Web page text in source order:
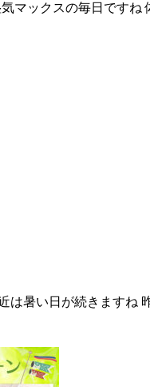
マックスの毎日ですね‍
は暑い日が続きますね